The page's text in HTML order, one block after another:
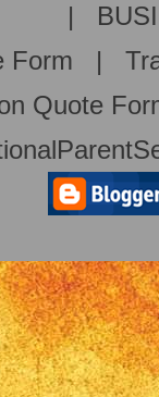
|
Form |
Quote